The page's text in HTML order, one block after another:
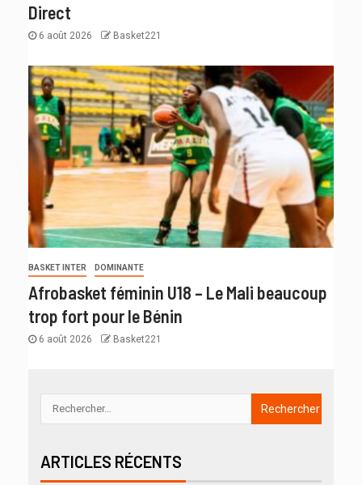
Direct
6 août 2026 Basket221
BASKET INTER DOMINANTE
Afrobasket féminin U18 – Le Mali beaucoup
trop fort pour le Bénin
6 août 2026 Basket221
ARTICLES RÉCENTS